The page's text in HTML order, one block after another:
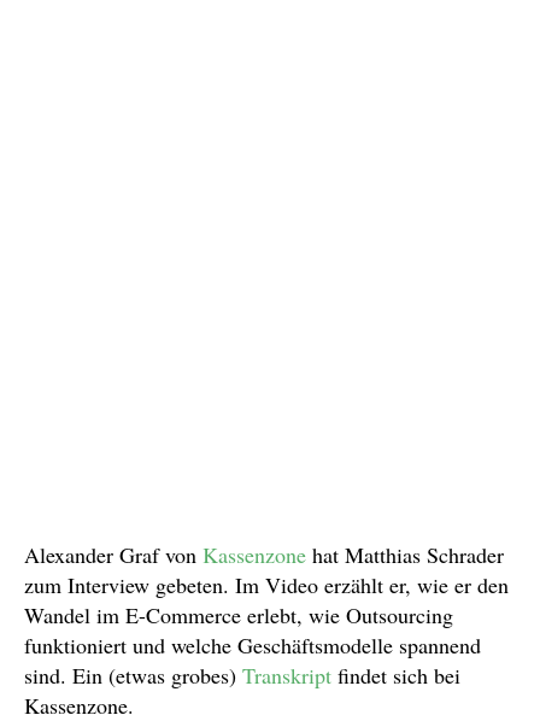
Alexander Graf von Kassenzone hat Matthias Schrader
zum Interview gebeten. Im Video erzählt er, wie er den
Wandel im E-Commerce erlebt, wie Outsourcing
funktioniert und welche Geschäftsmodelle spannend
sind. Ein (etwas grobes) Transkript findet sich bei
Kassenzone.